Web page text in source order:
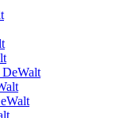
DeWalt